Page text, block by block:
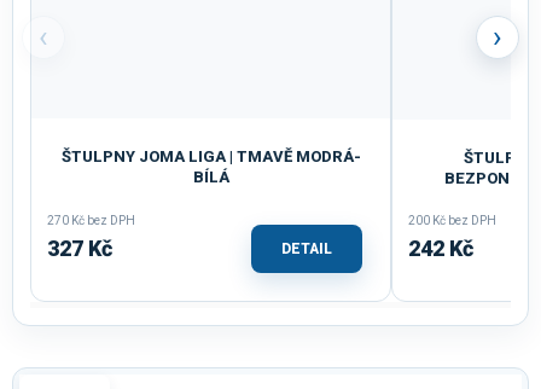
‹
ŠTULPNY JOMA LIGA | TMAVĚ MODRÁ-
BÍLÁ
270 Kč bez DPH
327 Kč DETAIL
ŠTULPNY
200 Kč bez DPH
242 Kč
›